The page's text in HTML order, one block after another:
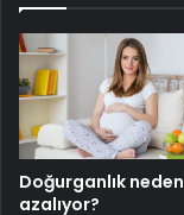
Doğurganlık neden
azalıyor?